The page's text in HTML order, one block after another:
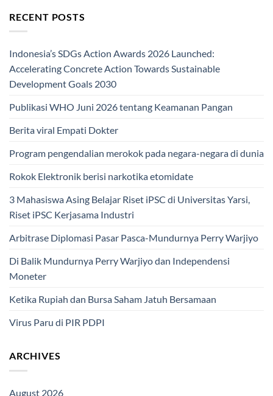
RECENT POSTS
Indonesia’s SDGs Action Awards 2026 Launched:
Accelerating Concrete Action Towards Sustainable
Development Goals 2030
Publikasi WHO Juni 2026 tentang Keamanan Pangan
Berita viral Empati Dokter
Program pengendalian merokok pada negara-negara di dunia
Rokok Elektronik berisi narkotika etomidate
3 Mahasiswa Asing Belajar Riset iPSC di Universitas Yarsi,
Riset iPSC Kerjasama Industri
Arbitrase Diplomasi Pasar Pasca-Mundurnya Perry Warjiyo
Di Balik Mundurnya Perry Warjiyo dan Independensi
Moneter
Ketika Rupiah dan Bursa Saham Jatuh Bersamaan
Virus Paru di PIR PDPI
ARCHIVES
August 2026